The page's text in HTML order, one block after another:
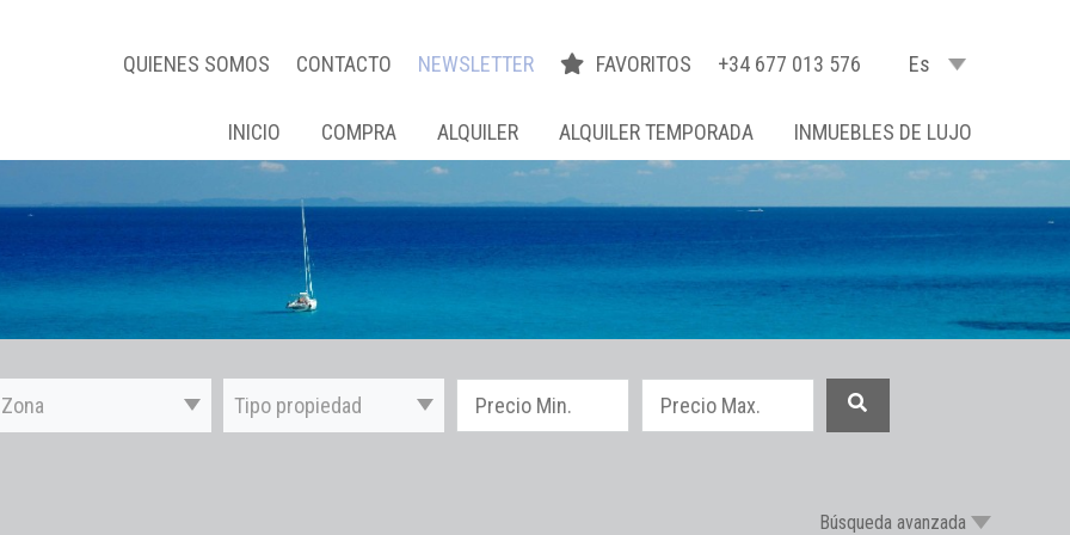
QUIENES SOMOS CONTACTO NEWSLETTER FAVORITOS +34 677 013 576 Es
INICIO COMPRA ALQUILER ALQUILER TEMPORADA INMUEBLES DE LUJO
Zona Tipo propiedad
Búsqueda avanzada